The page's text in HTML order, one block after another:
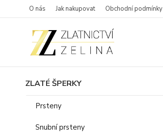
O nás Jak nakupovat Obchodní podmínky
ZLATÉ ŠPERKY
Prsteny
Snubní prsteny